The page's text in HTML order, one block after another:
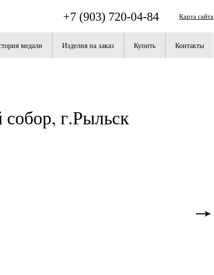
+7 (903) 720-04-84 Карта сайта
Контакты
Купить
Изделия на заказ
медали
собор, г.Рыльск